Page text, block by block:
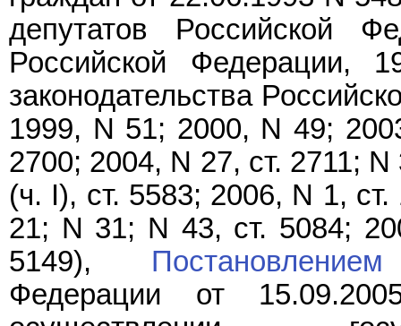
депутатов Российской
Российской Федерации,
законодательства
1999, N 51; 2000, N 49;
2700; 2004, N 27, ст. 2711;
(ч. I), ст. 5583; 2006, N 1,
21; N 31; N 43, ст. 5084;
5149), Постановлением
Федерации от